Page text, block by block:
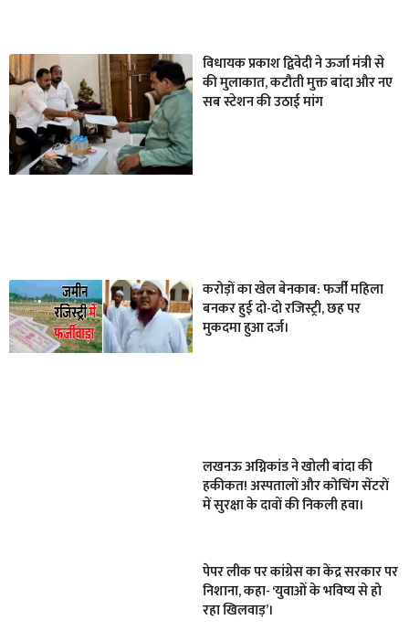
विधायक प्रकाश द्विवेदी ने ऊर्जा मंत्री से
की मुलाकात, कटौती मुक्त बांदा और नए
सब स्टेशन की उठाई मांग
करोड़ों का खेल बेनकाब: फर्जी महिला
बनकर हुई दो-दो रजिस्ट्री, छह पर
मुकदमा हुआ दर्ज।
लखनऊ अग्निकांड ने खोली बांदा की
हकीकत! अस्पतालों और कोचिंग सेंटरों
में सुरक्षा के दावों की निकली हवा।
पेपर लीक पर कांग्रेस का केंद्र सरकार पर
निशाना, कहा- ‘युवाओं के भविष्य से हो
रहा खिलवाड़’।